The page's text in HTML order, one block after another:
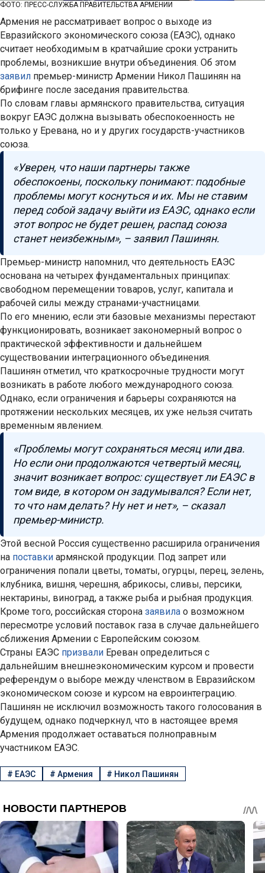
ФОТО: ПРЕСС-СЛУЖБА ПРАВИТЕЛЬСТВА АРМЕНИИ
Армения не рассматривает вопрос о выходе из
Евразийского экономического союза (ЕАЭС), однако
считает необходимым в кратчайшие сроки устранить
проблемы, возникшие внутри объединения. Об этом
заявил премьер-министр Армении Никол Пашинян на
брифинге после заседания правительства.
По словам главы армянского правительства, ситуация
вокруг ЕАЭС должна вызывать обеспокоенность не
только у Еревана, но и у других государств-участников
союза.
«Уверен, что наши партнеры также
обеспокоены, поскольку понимают: подобные
проблемы могут коснуться и их. Мы не ставим
перед собой задачу выйти из ЕАЭС, однако если
этот вопрос не будет решен, распад союза
станет неизбежным», – заявил Пашинян.
Премьер-министр напомнил, что деятельность ЕАЭС
основана на четырех фундаментальных принципах:
свободном перемещении товаров, услуг, капитала и
рабочей силы между странами-участницами.
По его мнению, если эти базовые механизмы перестают
функционировать, возникает закономерный вопрос о
практической эффективности и дальнейшем
существовании интеграционного объединения.
Пашинян отметил, что краткосрочные трудности могут
возникать в работе любого международного союза.
Однако, если ограничения и барьеры сохраняются на
протяжении нескольких месяцев, их уже нельзя считать
временным явлением.
«Проблемы могут сохраняться месяц или два.
Но если они продолжаются четвертый месяц,
значит возникает вопрос: существует ли ЕАЭС в
том виде, в котором он задумывался? Если нет,
то что нам делать? Ну нет и нет», – сказал
премьер-министр.
Этой весной Россия существенно расширила ограничения
на поставки армянской продукции. Под запрет или
ограничения попали цветы, томаты, огурцы, перец, зелень,
клубника, вишня, черешня, абрикосы, сливы, персики,
нектарины, виноград, а также рыба и рыбная продукция.
Кроме того, российская сторона заявила о возможном
пересмотре условий поставок газа в случае дальнейшего
сближения Армении с Европейским союзом.
Страны ЕАЭС призвали Ереван определиться с
дальнейшим внешнеэкономическим курсом и провести
референдум о выборе между членством в Евразийском
экономическом союзе и курсом на евроинтеграцию.
Пашинян не исключил возможность такого голосования в
будущем, однако подчеркнул, что в настоящее время
Армения продолжает оставаться полноправным
участником ЕАЭС.
# ЕАЭС # Армения # Никол Пашинян